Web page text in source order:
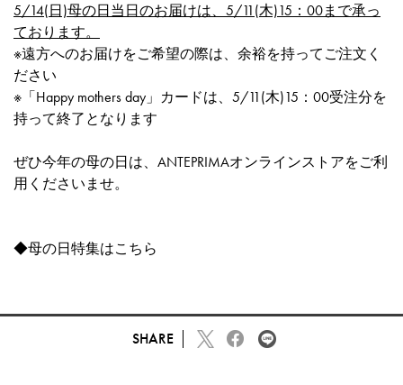
5/14(日)母の日当日のお届けは、5/11(木)15：00まで承っ
ております。
※遠方へのお届けをご希望の際は、余裕を持ってご注文く
ださい
※「Happy mothers day」カードは、5/11(木)15：00受注分を
持って終了となります
ぜひ今年の母の日は、ANTEPRIMAオンラインストアをご利
用くださいませ。
◆母の日特集はこちら
SHARE